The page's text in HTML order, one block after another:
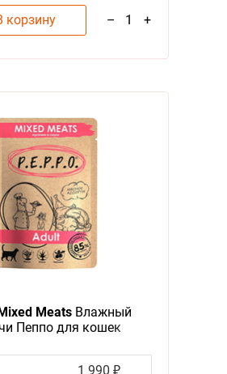
корзину – 1 +
Mixed MeatsВлажный
Пеппо для кошек
1 990 ₽